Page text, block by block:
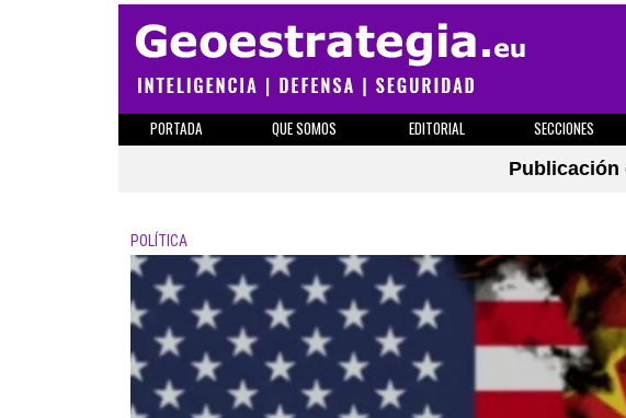
PORTADA QUE SOMOS EDITORIAL SECCIONES
Publicación
POLÍTICA